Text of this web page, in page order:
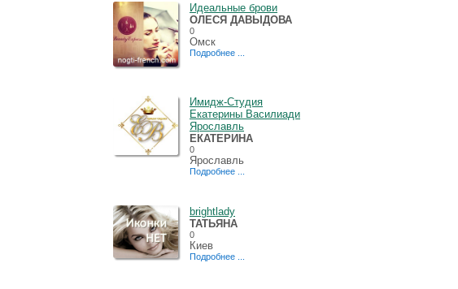
Идеальные брови
ОЛЕСЯ ДАВЫДОВА
0
Омск
Подробнее ...
Имидж-Студия
Екатерины Василиади
Ярославль
ЕКАТЕРИНА
0
Ярославль
Подробнее ...
brightlady
ТАТЬЯНА
0
Киев
Подробнее ...